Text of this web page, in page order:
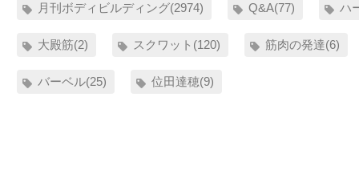
月刊ボディビルディング(2974) Q&A(77) ハ
大殿筋(2) スクワット(120) 筋肉の発達(6)
バーベル(25) 位田達穂(9)